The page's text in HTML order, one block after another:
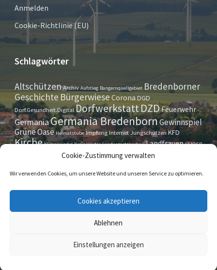
Cookie-Zustimmung verwalten
Wir verwenden Cookies, um unsere Website und unseren Service zu optimieren.
Cookies akzeptieren
Ablehnen
Einstellungen anzeigen
Anmelden
Cookie-Richtlinie (EU)
Schlagwörter
AltschützenArchiv Aufstieg Bangernquellgebiet Bredenborner
Geschichte Bürgerwiese CoronaDGD
Dorf.Gesundheit.Digital DorfwerkstattDZDFeuerwehr
GermaniaGermania BredenbornGewinnspiel
Grüne Oase Heimatstube ImpfungInternetJungschützenKFD
Kirche Klimawandel Kreis Höxter Landesgartenschau Landfrauen LEADER
Maurer- u. HandwerkervereinOktoberfest
Straßensperrung Tennis Theatergruppe Tipps & Tricks
www.marienmünster.de